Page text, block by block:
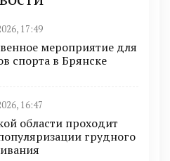
17:49
мероприятие для
спорта в Брянске
16:47
области проходит
грудного